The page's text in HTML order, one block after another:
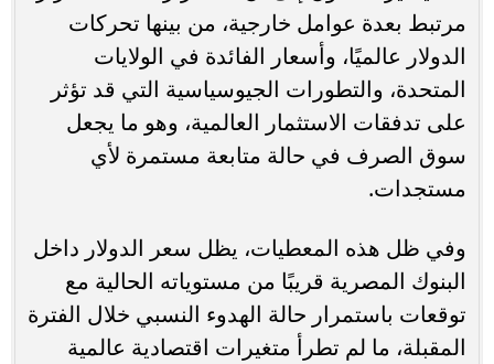
مرتبط بعدة عوامل خارجية، من بينها تحركات
الدولار عالميًا، وأسعار الفائدة في الولايات
المتحدة، والتطورات الجيوسياسية التي قد تؤثر
على تدفقات الاستثمار العالمية، وهو ما يجعل
سوق الصرف في حالة متابعة مستمرة لأي
مستجدات.
وفي ظل هذه المعطيات، يظل سعر الدولار داخل
البنوك المصرية قريبًا من مستوياته الحالية مع
توقعات باستمرار حالة الهدوء النسبي خلال الفترة
المقبلة، ما لم تطرأ متغيرات اقتصادية عالمية